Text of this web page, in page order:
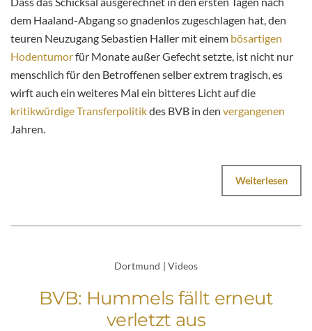
dem Haaland-Abgang so gnadenlos zugeschlagen hat, den
teuren Neuzugang Sebastien Haller mit einem bösartigen
Hodentumorfür Monate außer Gefecht setzte, ist nicht nur
menschlich für den Betroffenen selber extrem tragisch, es
wirft auch ein weiteres Mal ein bitteres Licht auf die
kritikwürdige Transferpolitikdes BVB in den vergangenen
Jahren.
Weiterlesen
Dortmund | Videos
BVB: Hummels fällt erneut
verletzt aus